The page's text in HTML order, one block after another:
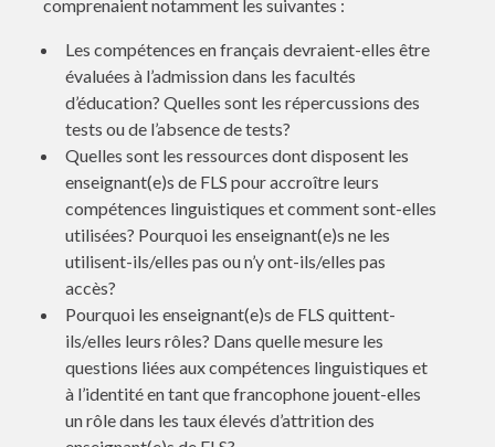
comprenaient notamment les suivantes :
Les compétences en français devraient-elles être
évaluées à l’admission dans les facultés
d’éducation? Quelles sont les répercussions des
tests ou de l’absence de tests?
Quelles sont les ressources dont disposent les
enseignant(e)s de FLS pour accroître leurs
compétences linguistiques et comment sont-elles
utilisées? Pourquoi les enseignant(e)s ne les
utilisent-ils/elles pas ou n’y ont-ils/elles pas
accès?
Pourquoi les enseignant(e)s de FLS quittent-
ils/elles leurs rôles? Dans quelle mesure les
questions liées aux compétences linguistiques et
à l’identité en tant que francophone jouent-elles
un rôle dans les taux élevés d’attrition des